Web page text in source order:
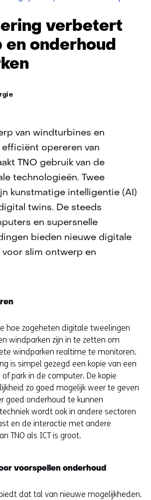
verbetert
onderhoud
van windturbines en
opereren van
TNO gebruik van de
technologieën. Twee
kunstmatige intelligentie (AI)
twins. De steeds
en supersnelle
bieden nieuwe digitale
slim ontwerp en
hoe zogeheten digitale tweelingen
windparken zijn in te zetten om
windparken realtime te monitoren.
is simpel gezegd een kopie van een
park in de computer. De kopie
zo goed mogelijk weer te geven
goed onderhoud te kunnen
wordt ook in andere sectoren
en de interactie met andere
TNO als ICT is groot.
voorspellen onderhoud
dat tal van nieuwe mogelijkheden.